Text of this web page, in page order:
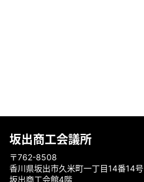
坂出商工会議所
〒762-8508
香川県坂出市久米町一丁目14番14号
坂出商工会館4階